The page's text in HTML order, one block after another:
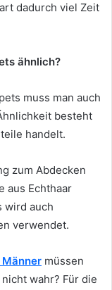
dadurch viel Zeit
ähnlich?
muss man auch
besteht
handelt.
zum Abdecken
aus Echthaar
wird auch
verwendet.
müssen
wahr? Für die